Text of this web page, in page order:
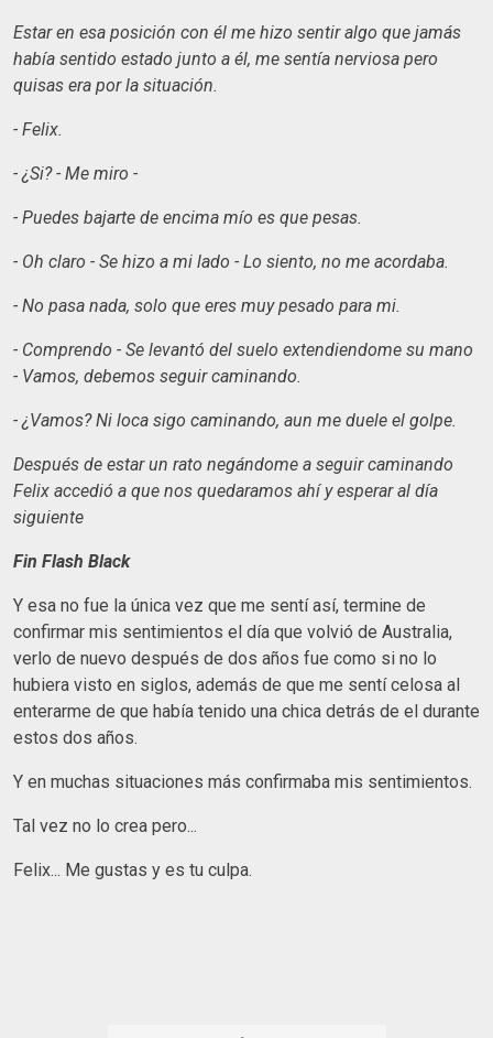
Estar en esa posición con él me hizo sentir algo que jamás
había sentido estado junto a él, me sentía nerviosa pero
quisas era por la situación.
- Felix.
- ¿Si? - Me miro -
- Puedes bajarte de encima mío es que pesas.
- Oh claro - Se hizo a mi lado - Lo siento, no me acordaba.
- No pasa nada, solo que eres muy pesado para mi.
- Comprendo - Se levantó del suelo extendiendome su mano
- Vamos, debemos seguir caminando.
- ¿Vamos? Ni loca sigo caminando, aun me duele el golpe.
Después de estar un rato negándome a seguir caminando
Felix accedió a que nos quedaramos ahí y esperar al día
siguiente
Fin Flash Black
Y esa no fue la única vez que me sentí así, termine de
confirmar mis sentimientos el día que volvió de Australia,
verlo de nuevo después de dos años fue como si no lo
hubiera visto en siglos, además de que me sentí celosa al
enterarme de que había tenido una chica detrás de el durante
estos dos años.
Y en muchas situaciones más confirmaba mis sentimientos.
Tal vez no lo crea pero...
Felix... Me gustas y es tu culpa.